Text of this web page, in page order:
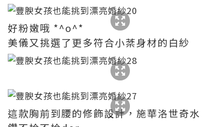
好粉嫩哦 *^ο^*
美儀又挑選了更多符合小棻身材的白紗
這款胸前到腰的修飾設計，施華洛世奇水